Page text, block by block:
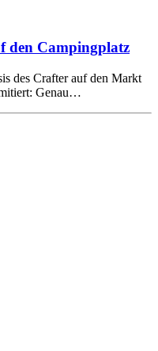
den Campingplatz
des Crafter auf den Markt
Genau…